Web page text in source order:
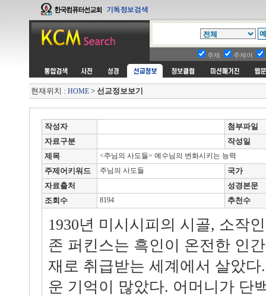
주제 주제어
현재위치 : HOME > 선교정보보기
작성자
첨부파일
자료구분
작성일
제목
<주님의 사도들> 예수님의 변화시키는 능력
주제어키워드 주님의 사도들
국가
자료출처
성경본문
조회수
8194 추천수
1930년 미시시피의 시골, 소작
존 퍼킨스는 흑인이 온전한 인
재로 취급받는 세계에서 살았
운 기억이 많았다. 어머니가 단